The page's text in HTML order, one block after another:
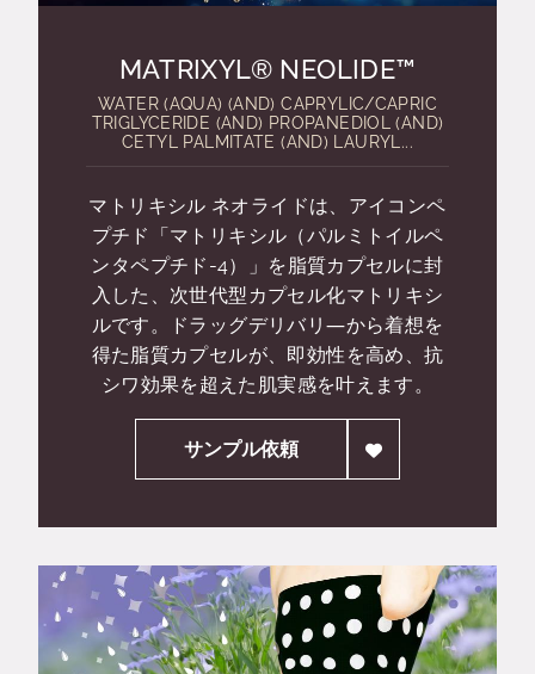
MATRIXYL® NEOLIDE™
WATER (AQUA) (AND) CAPRYLIC/CAPRIC
TRIGLYCERIDE (AND) PROPANEDIOL (AND)
CETYL PALMITATE (AND) LAURYL...
マトリキシル ネオライドは、アイコンペ
プチド「マトリキシル（パルミトイルペ
ンタペプチド-4）」を脂質カプセルに封
入した、次世代型カプセル化マトリキシ
ルです。ドラッグデリバリ―から着想を
得た脂質カプセルが、即効性を高め、抗
シワ効果を超えた肌実感を叶えます。
サンプル依頼